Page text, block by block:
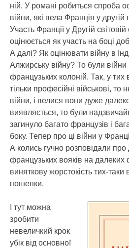
ній. У романі робиться спроба
війни, які вела Франція у
Участь Франції у Другій
оцінюється як участь на боці
А далі? Як оцінювати війну в
Алжирську війну? То були
французьких колоній. Так, у тих
тільки професійні військові, то
війни, і велися вони дуже
виявляється, то були
загинуло багато французів і
боку. Тепер про ці війни у
А колись гучно розповідали
французьких вояків на далеких
виняткову жорстокість тих-
пошепки.
І тут можна
зробити
невеличкий крок
убік від основної